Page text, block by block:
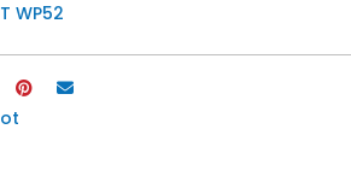
WP52